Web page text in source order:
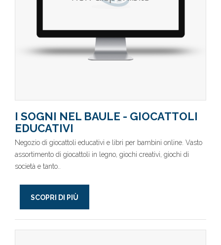
I SOGNI NEL BAULE - GIOCATTOLI
EDUCATIVI
Negozio di giocattoli educativi e libri per bambini online. Vasto
assortimento di giocattoli in legno, giochi creativi, giochi di
società e tanto..
SCOPRI DI PIÙ